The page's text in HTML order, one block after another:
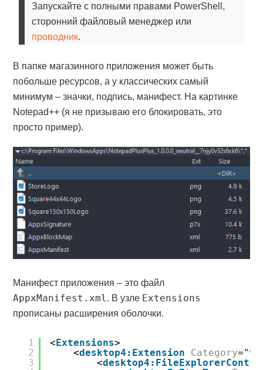
Запускайте с полными правами PowerShell,
сторонний файловый менеджер или
проводник.
В папке магазинного приложения может быть
побольше ресурсов, а у классических самый
минимум – значки, подпись, манифест. На картинке
Notepad++ (я не призываю его блокировать, это
просто пример).
Манифест приложения – это файл
AppxManifest.xml. В узле Extensions
прописаны расширения оболочки.
1
2
3
<Extensions>
<desktop4:Extension Category=
<